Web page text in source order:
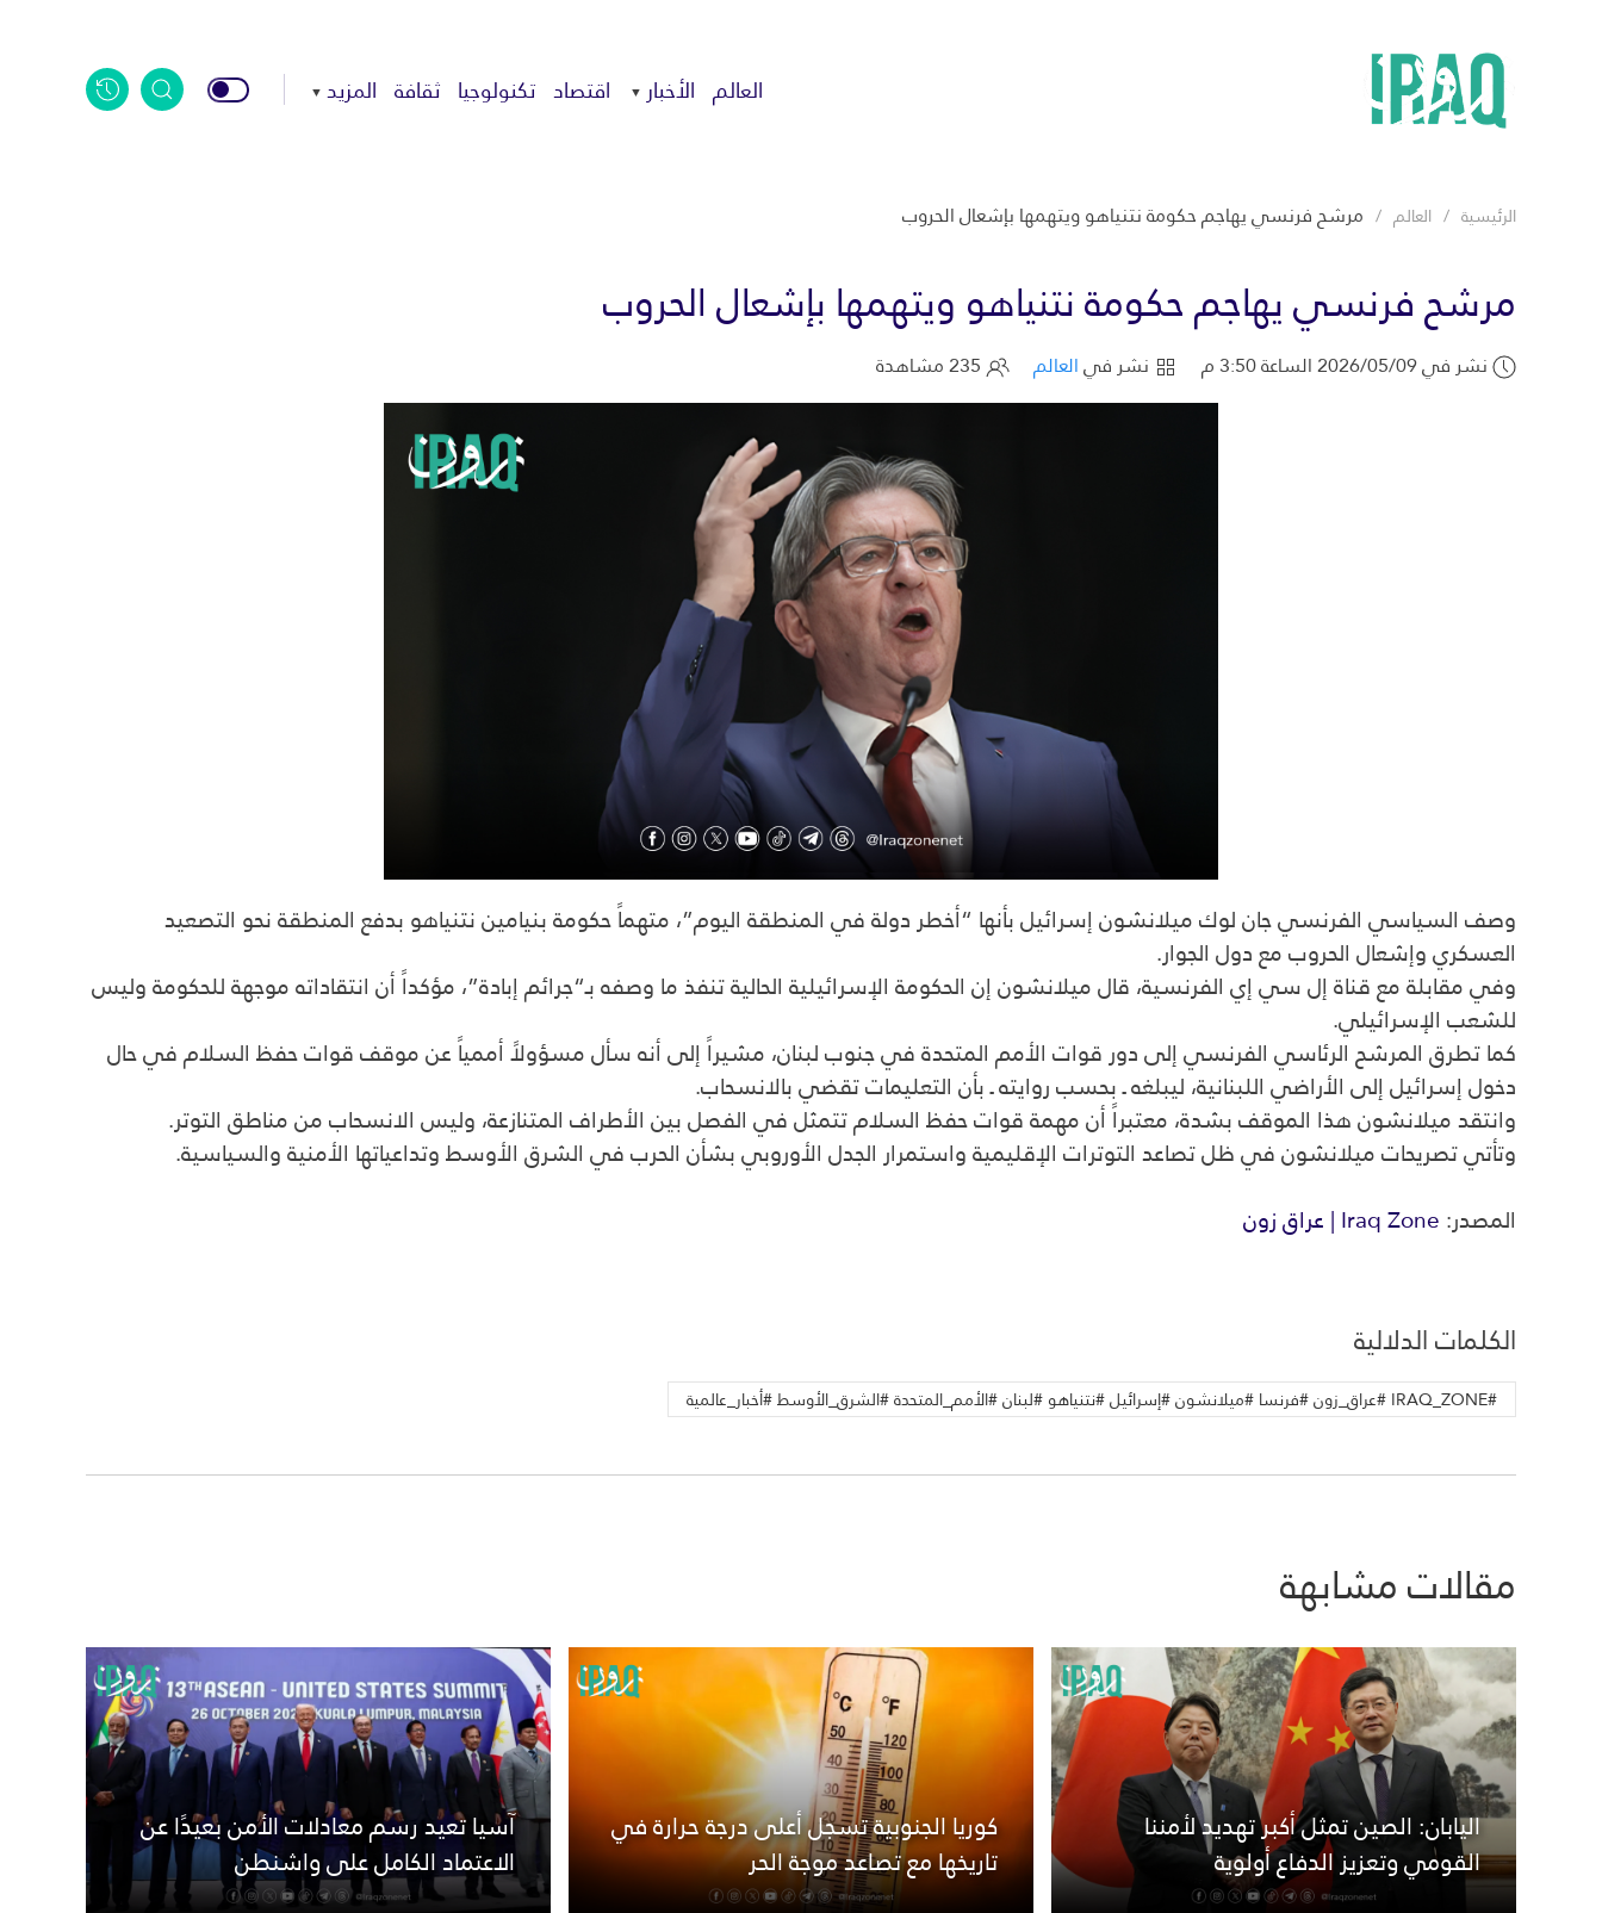
العالم الأخبار اقتصاد تكنولوجيا ثقافة المزيد
الرئيسية العالم مرشح فرنسي يهاجم حكومة نتنياهو ويتهمها بإشعال الحروب
مرشح فرنسي يهاجم حكومة نتنياهو ويتهمها بإشعال الحروب
نشر في 2026/05/09 الساعة 3:50 م نشر فيالعالم
وصف السياسي الفرنسي جان لوك ميلانشون إسرائيل بأنها “أخطر دولة في المنطقة اليوم”، متهماً حكومة بنيامين نتنياهو بدفع المنطقة نحو التصعيد
العسكري وإشعال الحروب مع دول الجوار.
وفي مقابلة مع قناة إل سي إي الفرنسية، قال ميلانشون إن الحكومة الإسرائيلية الحالية تنفذ ما وصفه بـ“جرائم إبادة”، مؤكداً أن انتقاداته موجهة للحكومة وليس
للشعب الإسرائيلي.
كما تطرق المرشح الرئاسي الفرنسي إلى دور قوات الأمم المتحدة في جنوب لبنان، مشيراً إلى أنه سأل مسؤولاً أممياً عن موقف قوات حفظ السلام في حال
دخول إسرائيل إلى الأراضي اللبنانية، ليبلغه ـ بحسب روايته ـ بأن التعليمات تقضي بالانسحاب.
وانتقد ميلانشون هذا الموقف بشدة، معتبراً أن مهمة قوات حفظ السلام تتمثل في الفصل بين الأطراف المتنازعة، وليس الانسحاب من مناطق التوتر.
وتأتي تصريحات ميلانشون في ظل تصاعد التوترات الإقليمية واستمرار الجدل الأوروبي بشأن الحرب في الشرق الأوسط وتداعياتها الأمنية والسياسية.
المصدر:Iraq Zone | عراق زون
الكلمات الدلالية
#IRAQ_ZONE #عراق_زون #فرنسا #ميلانشون #إسرائيل #نتنياهو #لبنان #الأمم_المتحدة #الشرق_الأوسط #أخبار_عالمية
مقالات مشابهة
اليابان: الصين تمثل أكبر تهديد لأمننا
القومي وتعزيز الدفاع أولوية
كوريا الجنوبية تسجل أعلى درجة حرارة في
تاريخها مع تصاعد موجة الحر
آسيا تعيد رسم معادلات الأمن بعيدًا عن
الاعتماد الكامل على واشنطن